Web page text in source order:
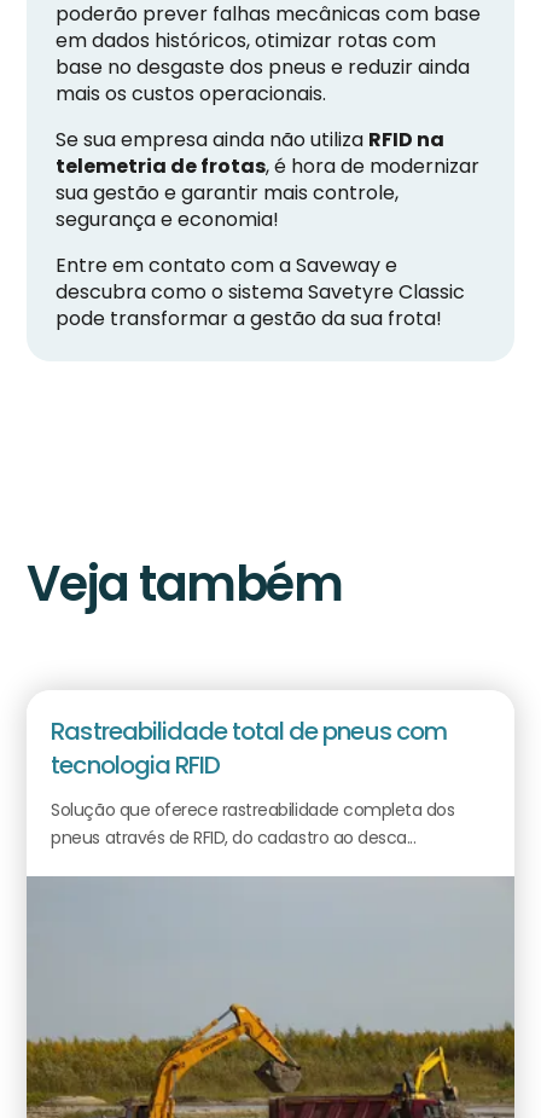
poderão prever falhas mecânicas com base
em dados históricos, otimizar rotas com
base no desgaste dos pneus e reduzir ainda
mais os custos operacionais.
Se sua empresa ainda não utiliza RFID na
telemetria de frotas, é hora de modernizar
sua gestão e garantir mais controle,
segurança e economia!
Entre em contato com a Saveway e
descubra como o sistema Savetyre Classic
pode transformar a gestão da sua frota!
Veja também
Rastreabilidade total de pneus com
tecnologia RFID
Solução que oferece rastreabilidade completa dos
pneus através de RFID, do cadastro ao desca...